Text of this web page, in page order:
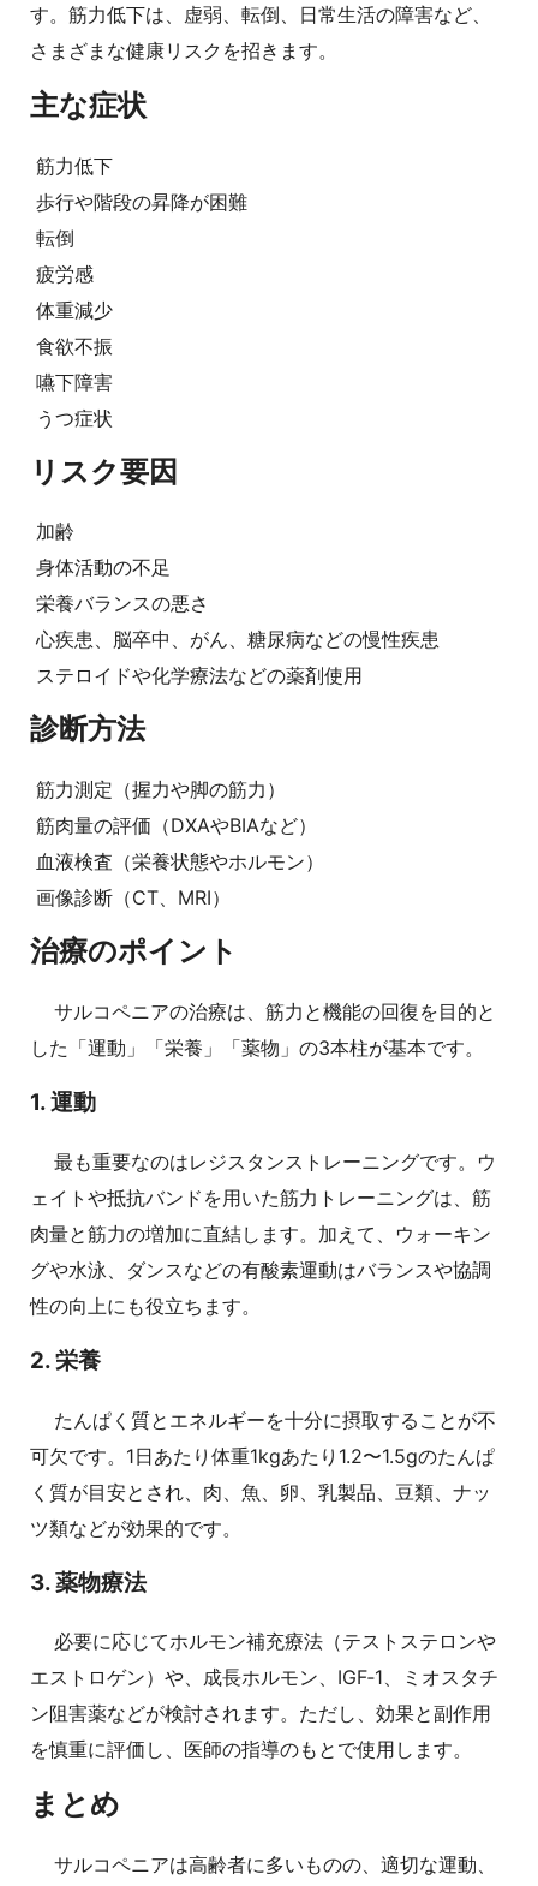
す。筋力低下は、虚弱、転倒、日常生活の障害など、
さまざまな健康リスクを招きます。
主な症状
筋力低下
歩行や階段の昇降が困難
転倒
疲労感
体重減少
食欲不振
嚥下障害
うつ症状
リスク要因
加齢
身体活動の不足
栄養バランスの悪さ
心疾患、脳卒中、がん、糖尿病などの慢性疾患
ステロイドや化学療法などの薬剤使用
診断方法
筋力測定（握力や脚の筋力）
筋肉量の評価（DXAやBIAなど）
血液検査（栄養状態やホルモン）
画像診断（CT、MRI）
治療のポイント
サルコペニアの治療は、筋力と機能の回復を目的と
した「運動」「栄養」「薬物」の3本柱が基本です。
1. 運動
最も重要なのはレジスタンストレーニングです。ウ
ェイトや抵抗バンドを用いた筋力トレーニングは、筋
肉量と筋力の増加に直結します。加えて、ウォーキン
グや水泳、ダンスなどの有酸素運動はバランスや協調
性の向上にも役立ちます。
2. 栄養
たんぱく質とエネルギーを十分に摂取することが不
可欠です。1日あたり体重1kgあたり1.2〜1.5gのたんぱ
く質が目安とされ、肉、魚、卵、乳製品、豆類、ナッ
ツ類などが効果的です。
3. 薬物療法
必要に応じてホルモン補充療法（テストステロンや
エストロゲン）や、成長ホルモン、IGF‑1、ミオスタチ
ン阻害薬などが検討されます。ただし、効果と副作用
を慎重に評価し、医師の指導のもとで使用します。
まとめ
サルコペニアは高齢者に多いものの、適切な運動、